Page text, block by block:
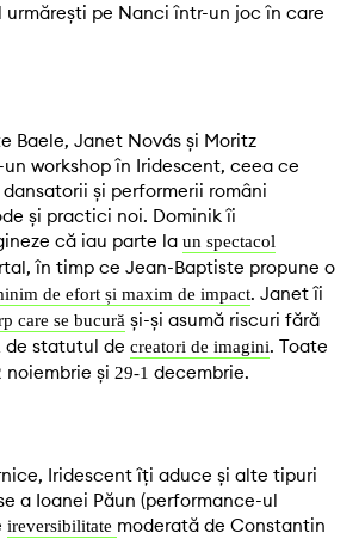
urmărești pe Nanci într-un joc în care
Baele, Janet Novás și Moritz
workshop în Iridescent, ceea ce
și performerii români
și practici noi. Dominik îi
că iau parte la un spectacol
în timp ce Jean-Baptiste propune o
de efort și maxim de impact. Janet îi
care se bucurăși-și asumă riscuri fără
de statutul de creatori de imagini. Toate
noiembrie și 29-1 decembrie.
Iridescent îți aduce și alte tipuri
a Ioanei Păun (performance-ul
ireversibilitate moderată de Constantin